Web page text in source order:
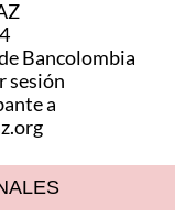
Bancolombia
sesión
a